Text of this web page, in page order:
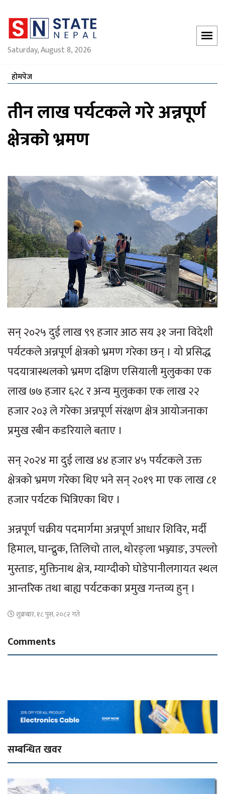
Saturday, August 8, 2026
होमपेज
तीन लाख पर्यटकले गरे अन्नपूर्ण
क्षेत्रको भ्रमण
सन् २०२५ दुई लाख ९९ हजार आठ सय ३१ जना विदेशी
पर्यटकले अन्नपूर्ण क्षेत्रको भ्रमण गरेका छन् । यो प्रसिद्ध
पदयात्रास्थलको भ्रमण दक्षिण एसियाली मुलुकका एक
लाख ७७ हजार ६२८ र अन्य मुलुकका एक लाख २२
हजार २०३ ले गरेका अन्नपूर्ण संरक्षण क्षेत्र आयोजनाका
प्रमुख रबीन कडरियाले बताए ।
सन् २०२४ मा दुई लाख ४४ हजार ४५ पर्यटकले उक्त
क्षेत्रको भ्रमण गरेका थिए भने सन् २०१९ मा एक लाख ८१
हजार पर्यटक भित्रिएका थिए ।
अन्नपूर्ण चक्रीय पदमार्गमा अन्नपूर्ण आधार शिविर, मर्दी
हिमाल, घान्द्रुक, तिलिचो ताल, थोरङ्ला भञ्ज्याङ, उपल्लो
मुस्ताङ, मुक्तिनाथ क्षेत्र, म्याग्दीको घोडेपानीलगायत स्थल
आन्तरिक तथा बाह्य पर्यटकका प्रमुख गन्तव्य हुन् ।
शुक्रबार, १८ पुस, २०८२ गते
Comments
सम्बन्धित खवर